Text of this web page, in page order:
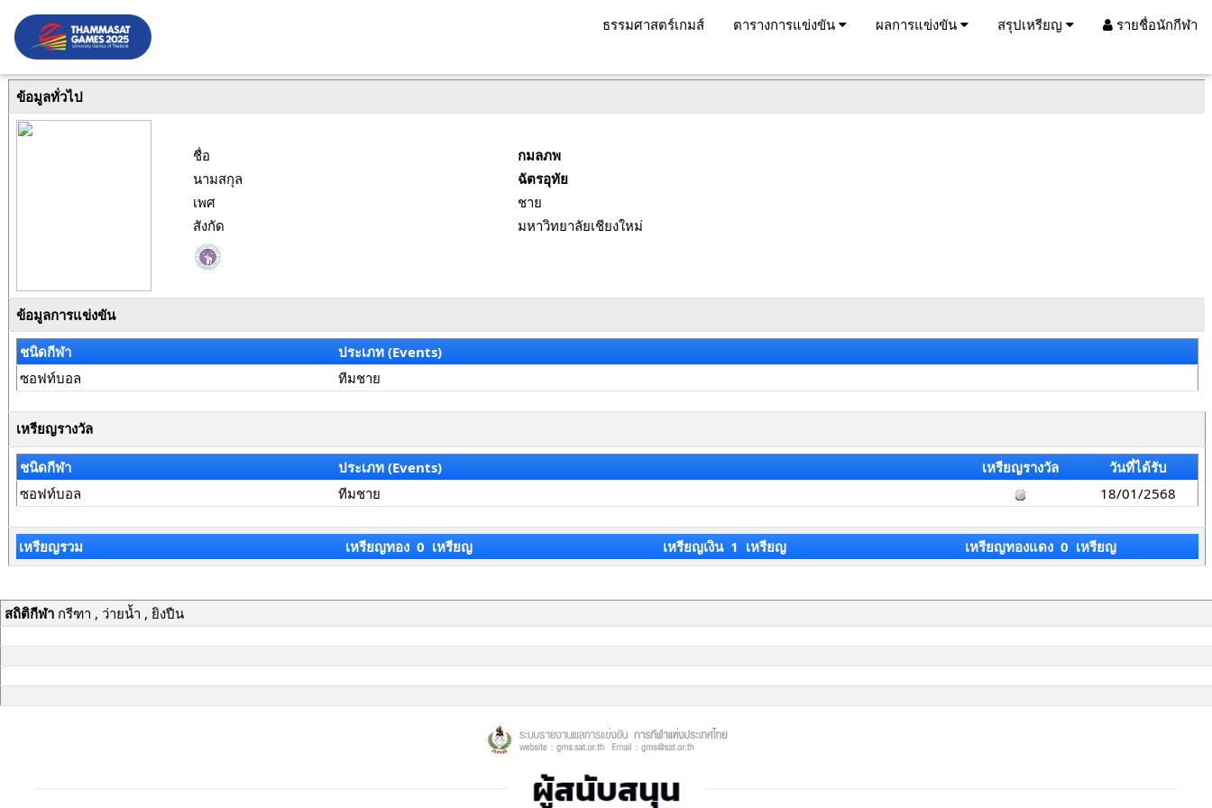
ธรรมศาสตร์เกมส์ ตารางการแข่งขัน ผลการแข่งขัน สรุปเหรียญ รายชื่อนักกีฬา
ข้อมูลทั่วไป
ชื่อ
กมลภพ
นามสกุล
ฉัตรอุทัย
เพศ
ชาย
สังกัด
มหาวิทยาลัยเชียงใหม่
ข้อมูลการแข่งขัน
ชนิดกีฬา
ประเภท (Events)
ซอฟท์บอล
ทีมชาย
เหรียญรางวัล
ชนิดกีฬา ประเภท (Events) เหรียญรางวัล
วันที่ได้รับ
ซอฟท์บอล
ทีมชาย 18/01/2568
เหรียญรวม เหรียญทอง 0 เหรียญ เหรียญเงิน 1 เหรียญ เหรียญทองแดง 0 เหรียญ
สถิติกีฬากรีฑา , ว่ายน้ำ , ยิงปืน